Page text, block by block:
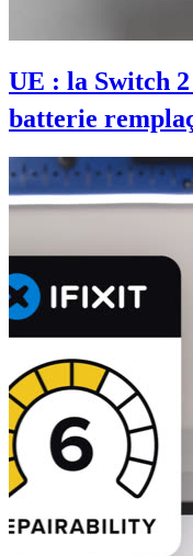
UE : la Switch
batterie